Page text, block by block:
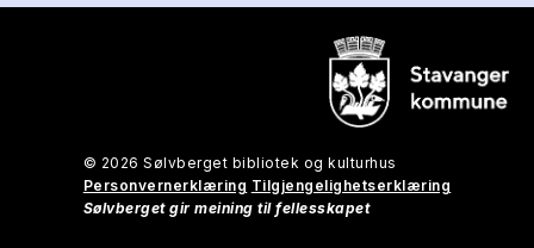
© 2026 Sølvberget bibliotek og kulturhus
Personvernerklæring Tilgjengelighetserklæring
Sølvberget gir meining til fellesskapet